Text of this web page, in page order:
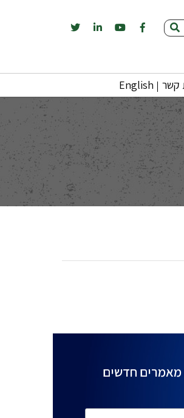
קשר English
מאמרים חדשים